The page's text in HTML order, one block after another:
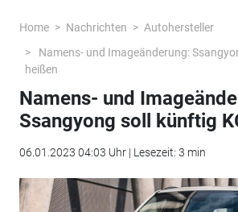
Home Nachrichten
Autohersteller
Namens- und Imageänderung:
heißen
Namens- und
Ssangyong soll künftig
06.01.2023 04:03 Uhr | Lesezeit: 3 min